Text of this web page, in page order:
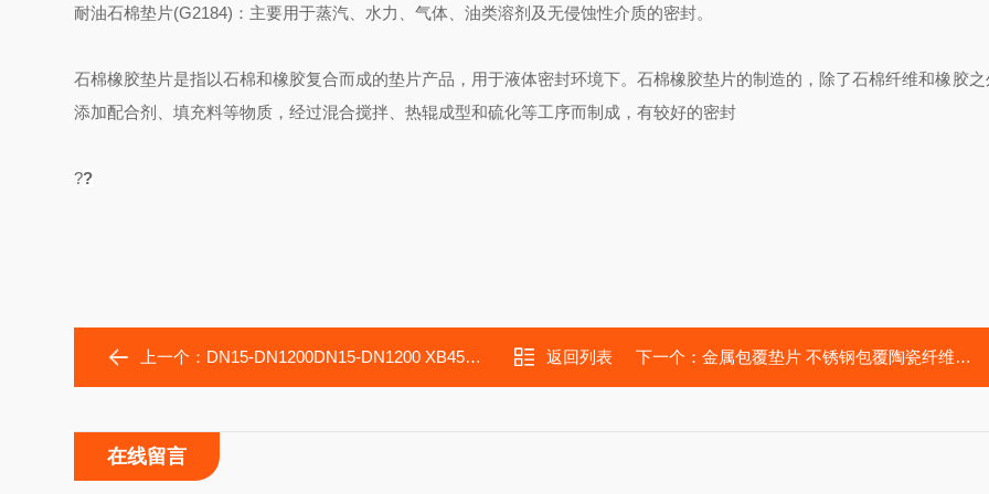
耐油石棉垫片(G2184)：主要用于蒸汽、水力、气体、油类溶剂及无侵蚀性介质的密封。
石棉橡胶垫片是指以石棉和橡胶复合而成的垫片产品，用于液体密封环境下。石棉橡胶垫片的制造的，除了石棉纤维和橡胶
添加配合剂、填充料等物质，经过混合搅拌、热辊成型和硫化等工序而制成，有较好的密封
??
上一个： DN15-DN1200DN15-DN1200 XB450石棉垫片 无石棉橡胶垫片 返回列表 下一个： 金属包覆垫片 不锈钢包覆陶瓷纤维垫片
在线留言